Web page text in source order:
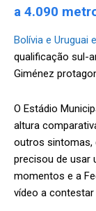
a 4.090
Bolívia e Uruguai
qualificação sul-
Giménez
O Estádio
altura
outros sintomas,
precisou de usar
momentos e a
vídeo a